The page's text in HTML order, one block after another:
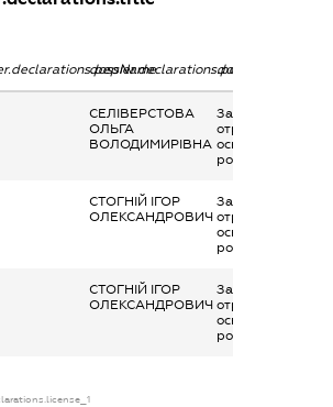
dossier.declarations.personName
СЕЛІВЕРСТОВА
ОЛЬГА
ВОЛОДИМИРІВНА
Заробітна плата
отримана за
основним місцем
роботи
СТОГНІЙ ІГОР
ОЛЕКСАНДРОВИЧ
Заробітна плата
отримана за
основним місцем
роботи
СТОГНІЙ ІГОР
ОЛЕКСАНДРОВИЧ
Заробітна плата
отримана за
основним місцем
роботи